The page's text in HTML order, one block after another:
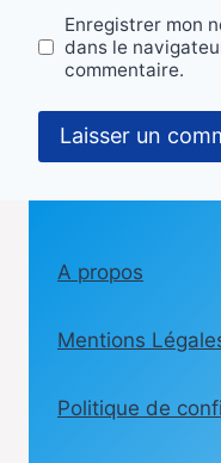
Enregistrer mon
dans le
commentaire.
A propos
Mentions
Politique de